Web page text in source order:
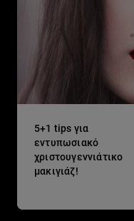
5+1 tips για
εντυπωσιακό
χριστουγεννιάτικο
μακιγιάζ!